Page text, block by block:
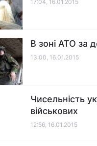
17:04, 16.01.2015
В зоні АТО за
13:00, 16.01.2015
Чисельність
військових
12:56, 16.01.2015